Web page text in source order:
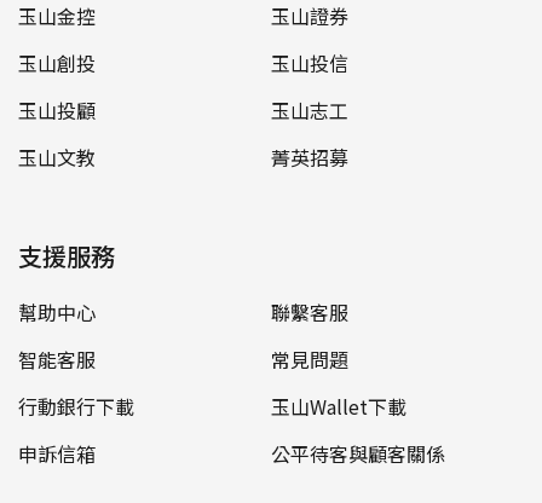
玉山金控
玉山證券
玉山創投
玉山投信
玉山投顧
玉山志工
玉山文教
菁英招募
支援服務
幫助中心
聯繫客服
智能客服
常見問題
行動銀行下載
玉山Wallet下載
申訴信箱
公平待客與顧客關係